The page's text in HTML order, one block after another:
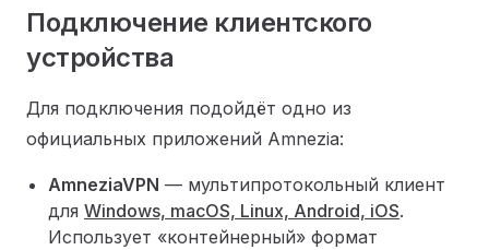
Подключение клиентского
устройства
Для подключения подойдёт одно из
официальных приложений Amnezia:
AmneziaVPN — мультипротокольный клиент
для Windows, macOS, Linux, Android, iOS.
Использует «контейнерный» формат